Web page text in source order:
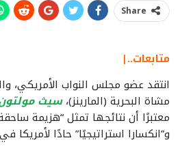
Share
متابعات..|
انتقد عضو مجلس النواب الأمريكي،
مشاة البحرية (المارينز)،سيث
معتبرًا أن نتائجها تمثل “هزيمة
و”انكسارا استراتيجيًا” حادًا